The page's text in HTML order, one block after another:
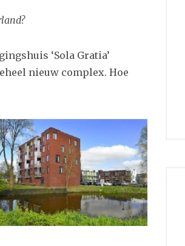
‘Sola Gratia’
nieuw complex. Hoe